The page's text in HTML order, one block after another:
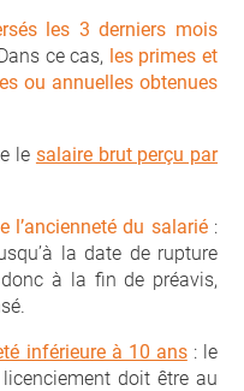
les 3 derniers mois
ce cas, les primes et
ou annuelles obtenues
le salaire brut perçu par
l’ancienneté du salarié:
la date de rupture
à la fin de préavis,
inférieure à 10 ans : le
doit être au